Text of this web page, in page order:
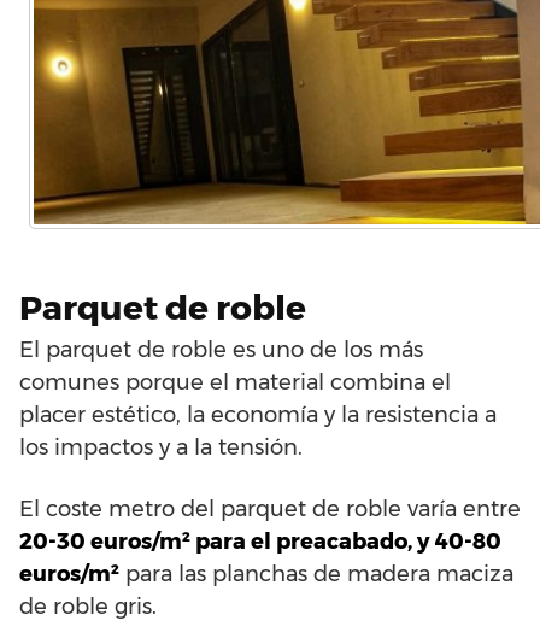
Parquet de roble
El parquet de roble es uno de los más
comunes porque el material combina el
placer estético, la economía y la resistencia a
los impactos y a la tensión.
El coste metro del parquet de roble varía entre
20-30 euros/m² para el preacabado, y 40-80
euros/m² para las planchas de madera maciza
de roble gris.